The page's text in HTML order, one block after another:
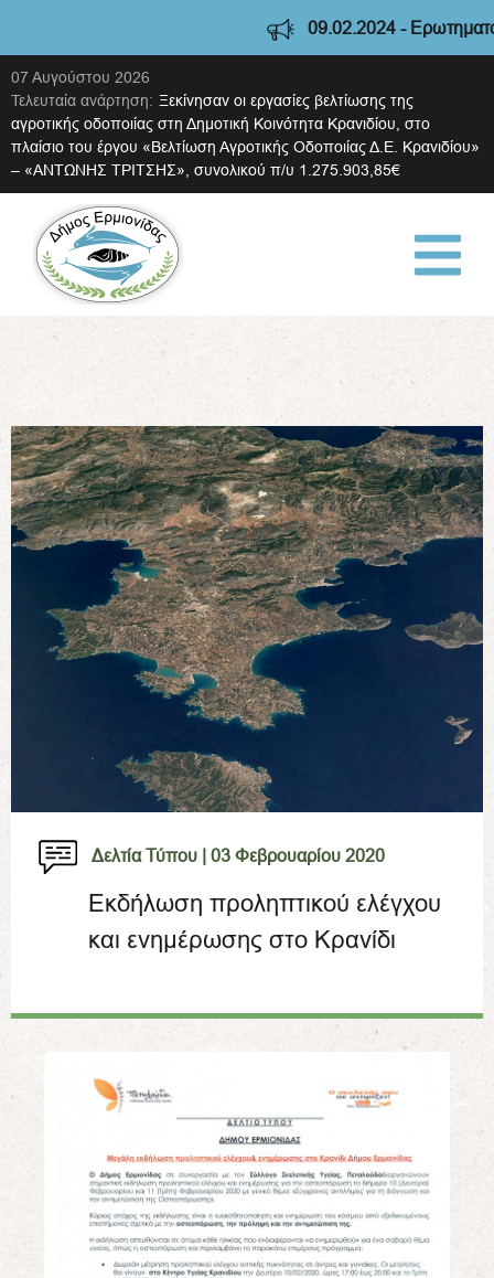
09.02.2024 -
07 Αυγούστου 2026
Τελευταία ανάρτηση: Ξεκίνησαν οι εργασίες βελτίωσης της
αγροτικής οδοποιίας στη Δημοτική Κοινότητα Κρανιδίου, στο
πλαίσιο του έργου «Βελτίωση Αγροτικής Οδοποιίας Δ.Ε. Κρανιδίου»
– «ΑΝΤΩΝΗΣ ΤΡΙΤΣΗΣ», συνολικού π/υ 1.275.903,85€
Δελτία Τύπου | 03 Φεβρουαρίου 2020
Εκδήλωση προληπτικού ελέγχου
και ενημέρωσης στο Κρανίδι